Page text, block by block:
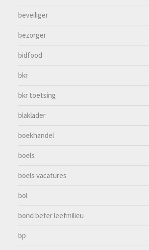
beveiliger
bezorger
bidfood
bkr
bkr toetsing
blaklader
boekhandel
boels
boels vacatures
bol
bond beter leefmilieu
bp